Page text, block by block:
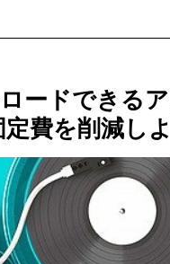
ードできる
費を削減し